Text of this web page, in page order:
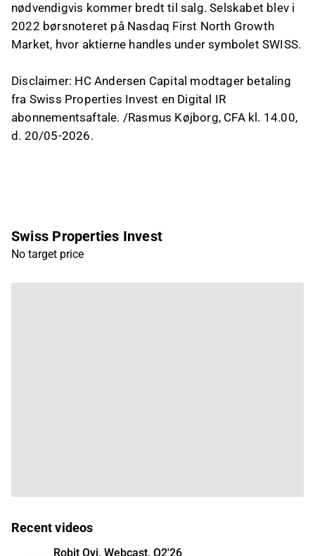
nødvendigvis kommer bredt til salg. Selskabet blev i
2022 børsnoteret på Nasdaq First North Growth
Market, hvor aktierne handles under symbolet SWISS.
Disclaimer: HC Andersen Capital modtager betaling
fra Swiss Properties Invest en Digital IR
abonnementsaftale. /Rasmus Køjborg, CFA kl. 14.00,
d. 20/05-2026.
Swiss Properties Invest
No target price
Recent videos
Robit Oyj, Webcast, Q2'26